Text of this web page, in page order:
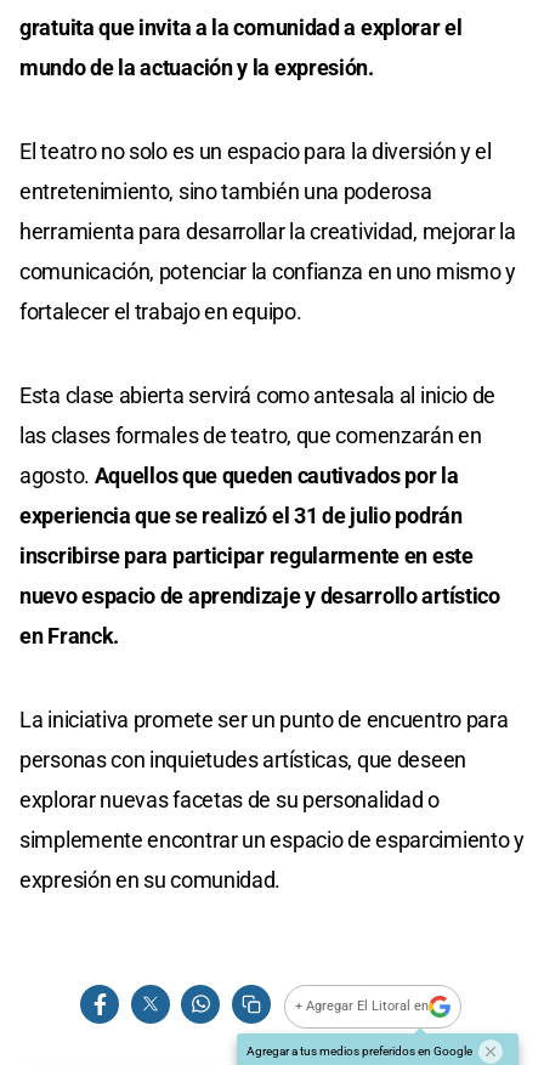
gratuita que invita a la comunidad a explorar el
mundo de la actuación y la expresión.
El teatro no solo es un espacio para la diversión y el
entretenimiento, sino también una poderosa
herramienta para desarrollar la creatividad, mejorar la
comunicación, potenciar la confianza en uno mismo y
fortalecer el trabajo en equipo.
Esta clase abierta servirá como antesala al inicio de
las clases formales de teatro, que comenzarán en
agosto. Aquellos que queden cautivados por la
experiencia que se realizó el 31 de julio podrán
inscribirse para participar regularmente en este
nuevo espacio de aprendizaje y desarrollo artístico
en Franck.
La iniciativa promete ser un punto de encuentro para
personas con inquietudes artísticas, que deseen
explorar nuevas facetas de su personalidad o
simplemente encontrar un espacio de esparcimiento y
expresión en su comunidad.
+ Agregar El Litoral en
Agregar a tus medios preferidos en Google